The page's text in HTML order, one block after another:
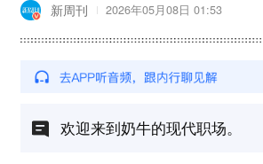
新周刊 2026年05月08日 01:53
欢迎来到奶牛的现代职场。